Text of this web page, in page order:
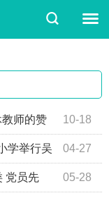
10-18
师的赞
04-27
学举行吴
05-28
党员先